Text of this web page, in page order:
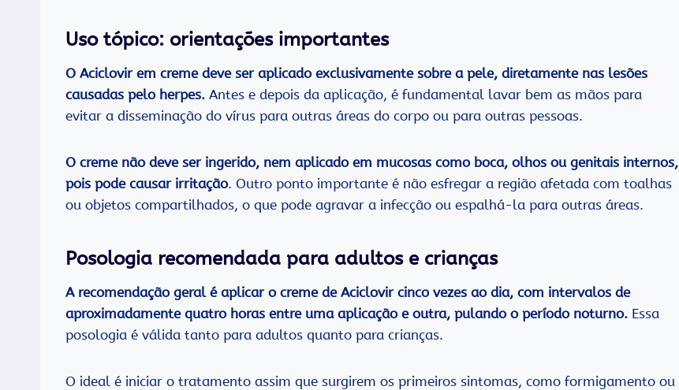
Uso tópico: orientações importantes
O Aciclovir em creme deve ser aplicado exclusivamente sobre a pele, diretamente nas lesões
causadas pelo herpes. Antes e depois da aplicação, é fundamental lavar bem as mãos para
evitar a disseminação do vírus para outras áreas do corpo ou para outras pessoas.
O creme não deve ser ingerido, nem aplicado em mucosas como boca, olhos ou genitais internos,
pois pode causar irritação. Outro ponto importante é não esfregar a região afetada com toalhas
ou objetos compartilhados, o que pode agravar a infecção ou espalhá-la para outras áreas.
Posologia recomendada para adultos e crianças
A recomendação geral é aplicar o creme de Aciclovir cinco vezes ao dia, com intervalos de
aproximadamente quatro horas entre uma aplicação e outra, pulando o período noturno. Essa
posologia é válida tanto para adultos quanto para crianças.
O ideal é iniciar o tratamento assim que surgirem os primeiros sintomas, como formigamento ou